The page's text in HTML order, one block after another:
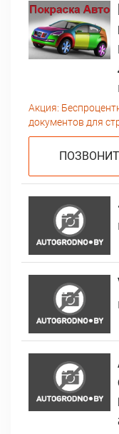
Акция:
документов для